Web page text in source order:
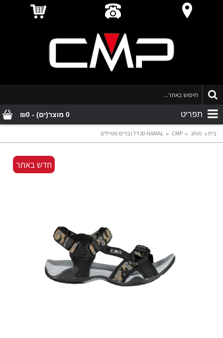
0 מוצר(ים) - ₪0 תפריט
בית מותג CMP HAMAL סנדל גברים מטיילים
חדש באתר